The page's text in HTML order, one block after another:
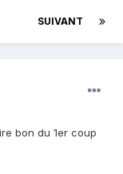
SUIVANT
bon du 1er coup